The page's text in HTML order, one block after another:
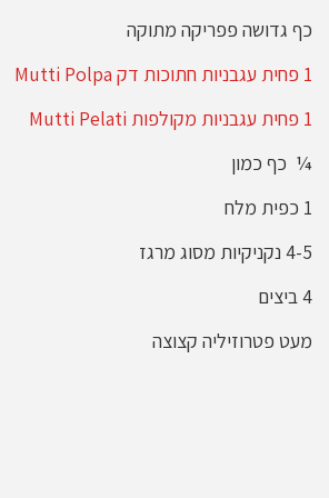
כף גדושה פפריקה מתוקה
1 פחית עגבניות חתוכות דק Mutti Polpa
1 פחית עגבניות מקולפות Mutti Pelati
¼ כף כמון
1 כפית מלח
4-5 נקניקיות מסוג מרגז
4 ביצים
מעט פטרוזיליה קצוצה